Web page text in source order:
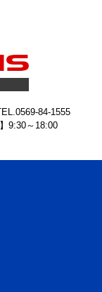
84-1555
9:30～18:00